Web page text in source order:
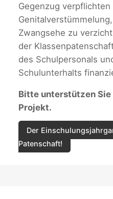
Gegenzug
Zwangsehe zu
der
des Schulpersonals
Schulunterhalts
Bitte unterstützen Sie
Projekt.
Der
Patenschaft!